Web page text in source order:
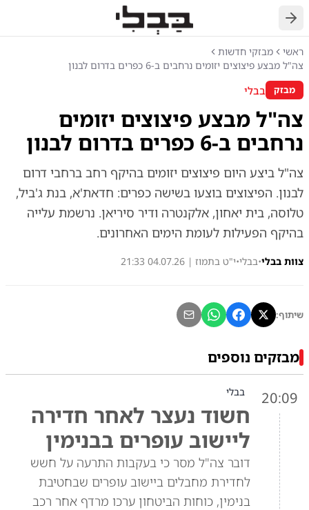
חזרה
ראשי
מבזקי חדשות
צה"ל מבצע פיצוצים יזומים נרחבים ב-6 כפרים בדרום לבנון
מבזק בבלי
צה"ל מבצע פיצוצים יזומים
נרחבים ב-6 כפרים בדרום לבנון
צה"ל ביצע היום פיצוצים יזומים בהיקף רחב ברחבי דרום
לבנון. הפיצוצים בוצעו בשישה כפרים: חדאת'א, בנת ג'ביל,
טלוסה, בית יאחון, אלקנטרה ודיר סיריאן. נרשמת עלייה
בהיקף הפעילות לעומת הימים האחרונים.
צוות בבלי•בבלי•י"ט בתמוז | 04.07.26 21:33
שיתוף:
מבזקים נוספים
20:09 בבלי
חשוד נעצר לאחר חדירה
ליישוב עופרים בבנימין
דובר צה"ל מסר כי בעקבות התרעה על חשש
לחדירת מחבלים ביישוב עופרים שבחטיבת
בנימין, כוחות הביטחון ערכו מרדף אחר רכב